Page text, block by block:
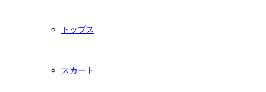
トップス
スカート